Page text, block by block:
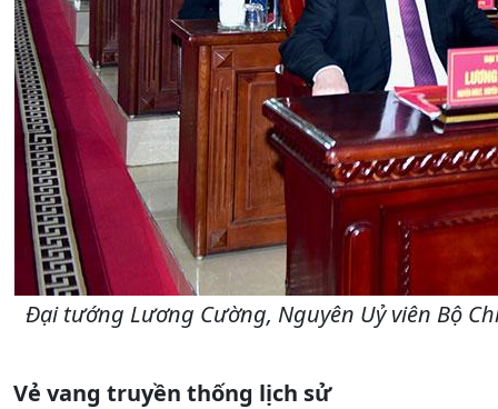
Đại tướng Lương Cường, Nguyên Uỷ viên Bộ
Vẻ vang truyền thống lịch sử